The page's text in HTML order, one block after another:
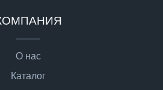
О нас
Каталог